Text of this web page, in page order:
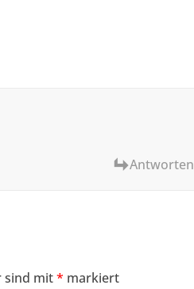
Antworten
sind mit* markiert